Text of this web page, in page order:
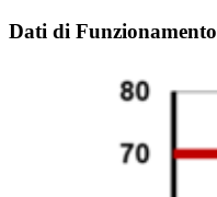
Dati di Funzionamento